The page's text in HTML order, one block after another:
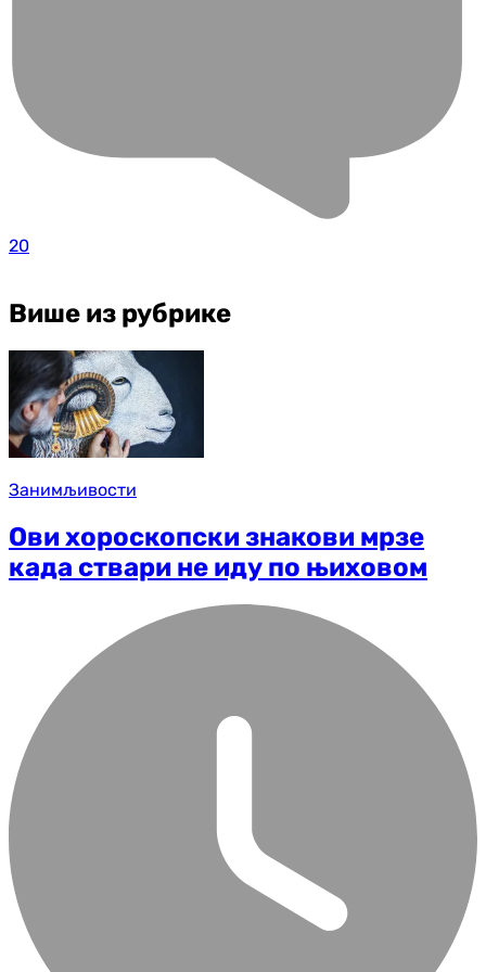
20
Више из рубрике
Занимљивости
Ови хороскопски знакови мрзе
када ствари не иду по њиховом